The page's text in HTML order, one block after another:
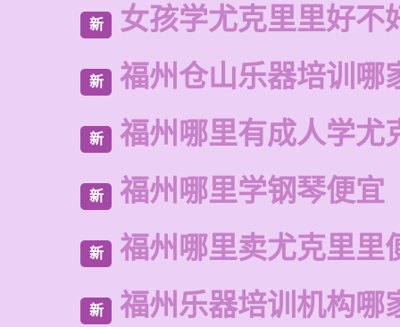
新 女孩学尤克里里好不
新 福州仓山乐器培训哪
新 福州哪里有成人学尤
新 福州哪里学钢琴便宜
新 福州哪里卖尤克里里
新 福州乐器培训机构哪